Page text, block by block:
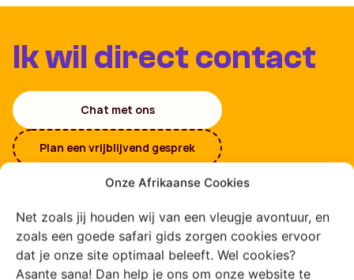
Onze Afrikaanse Cookies
Net zoals jij houden wij van een vleugje avontuur, en
zoals een goede safari gids zorgen cookies ervoor
dat je onze site optimaal beleeft. Wel cookies?
Asante sana! Dan help je ons om onze website te
Ik wil direct contact
Chat met ons
Plan een vrijblijvend gesprek